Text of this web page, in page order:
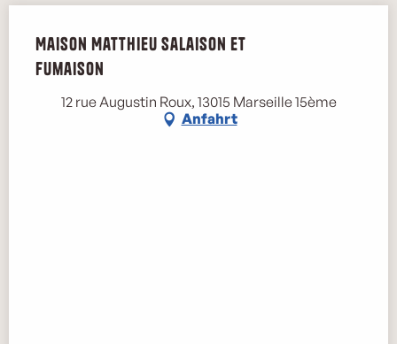
Maison Matthieu salaison et
fumaison
12 rue Augustin Roux, 13015 Marseille 15ème
Anfahrt